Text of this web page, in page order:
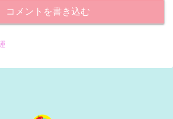
コメントを書き込む